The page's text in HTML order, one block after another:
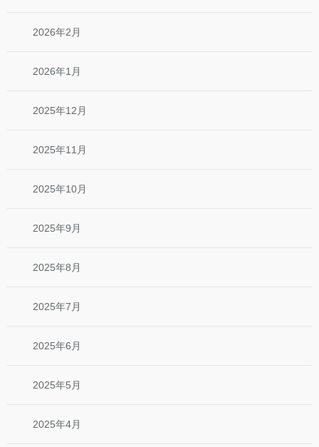
2026年2月
2026年1月
2025年12月
2025年11月
2025年10月
2025年9月
2025年8月
2025年7月
2025年6月
2025年5月
2025年4月